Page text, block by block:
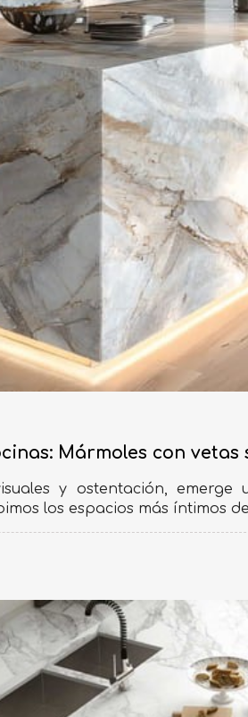
Mármoles con vetas
y ostentación,
los espacios más íntimos